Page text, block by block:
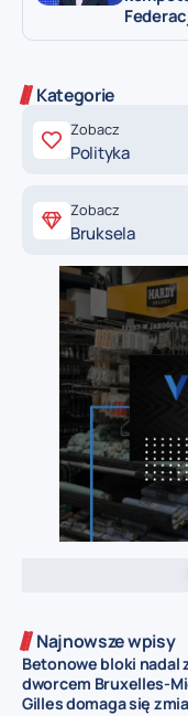
Kategorie
Zobacz
Polityka
Zobacz
Bruksela
Najnowsze wpisy
Betonowe bloki nadal
dworcem Bruxelles-
Gilles domaga się